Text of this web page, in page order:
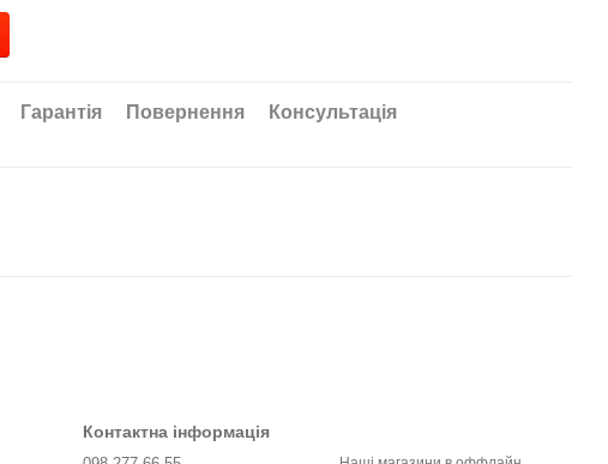
Гарантія Повернення Консультація
Контактна інформація